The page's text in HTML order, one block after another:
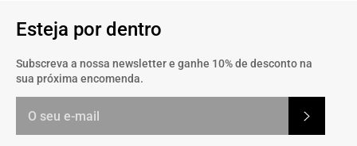
Esteja por dentro
Subscreva a nossa newsletter e ganhe 10% de desconto na
sua próxima encomenda.